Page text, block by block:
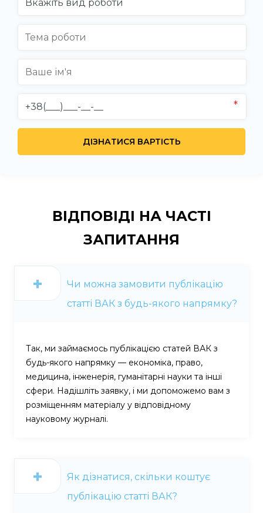
ВІДПОВІДІ НАЧАСТІ
ЗАПИТАННЯ
Чи можна замовити публікацію
статті ВАК з будь-якого напрямку?
Так, ми займаємось публікацією статей ВАК з
будь-якого напрямку — економіка, право,
медицина, інженерія, гуманітарні науки та інші
сфери. Надішліть заявку, і ми допоможемо вам з
розміщенням матеріалу у відповідному
науковому журналі.
Як дізнатися, скільки коштує
публікацію статті ВАК?